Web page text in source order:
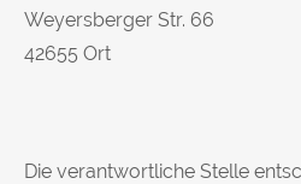
Weyersberger Str. 66
42655 Ort
Die verantwortliche Stelle